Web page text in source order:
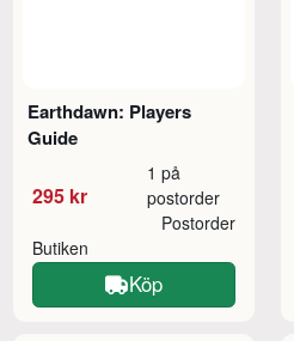
Earthdawn: Players
Guide
295 kr
1 på
postorder
Butiken
Postorder
Köp